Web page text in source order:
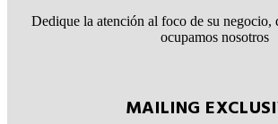
Dedique la atención al foco de su negocio,
ocupamos nosotros
MAILING